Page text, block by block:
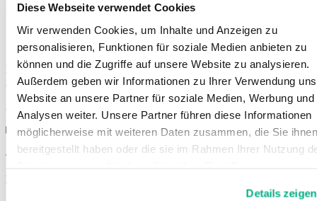
Diese Webseite verwendet Cookies
Wir verwenden Cookies, um Inhalte und Anzeigen zu
personalisieren, Funktionen für soziale Medien anbieten zu
können und die Zugriffe auf unsere Website zu analysieren.
Außerdem geben wir Informationen zu Ihrer Verwendung
Website an unsere Partner für soziale Medien, Werbung und
Analysen weiter. Unsere Partner führen diese Informationen
möglicherweise mit weiteren Daten zusammen, die Sie ihnen
bereitgestellt haben oder die sie im Rahmen Ihrer Nutzung
Details zeigen
Centrowanie rzepki
Odciążenie ścięgna rzepki
Kolory:
Art. 1812
Dla sprzedawców specjalistycznych
Do kontroli toru ruchu rzepki